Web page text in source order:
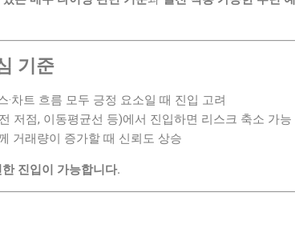
기준
·차트 흐름 모두 긍정 요소일 때 진입 고려
저점, 이동평균선 등)에서 진입하면 리스크 축소 가능
거래량이 증가할 때 신뢰도 상승
진입이 가능합니다.